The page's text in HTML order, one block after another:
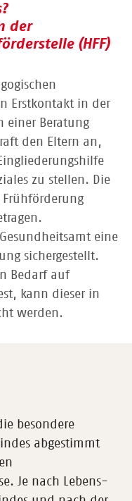
der
(HFF)
Erstkontakt in der
einer Beratung
den Eltern an,
zu stellen. Die
Frühförderung
eine
sichergestellt.
Bedarf auf
kann dieser in
werden.
besondere
abgestimmt
Je nach Lebens-